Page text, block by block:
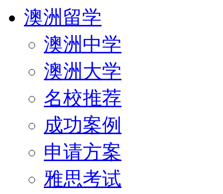
澳洲留学
澳洲中学
澳洲大学
名校推荐
成功案例
申请方案
雅思考试